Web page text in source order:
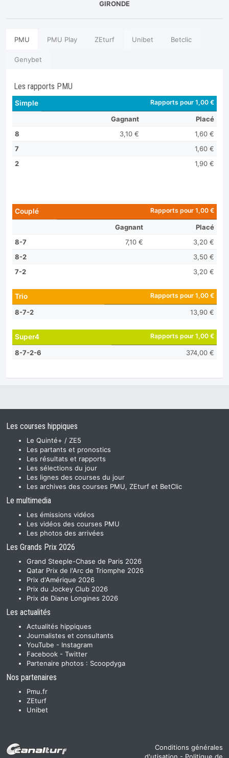
GIRONDE
PMU PMU Play ZEturf Unibet Betclic
Genybet
Les rapports PMU
Simple Rapports pour 1,00 €
Gagnant
Placé
8
3,10 €
1,60 €
7
1,60 €
2
1,90 €
Couplé Rapports pour 1,00 €
Gagnant
Placé
8-7
7,10 €
3,20 €
8-2
3,50 €
7-2
3,20 €
Trio Rapports pour 1,00 €
8-7-2 13,90 €
Super4 Rapports pour 1,00 €
8-7-2-6 374,00 €
Les courses hippiques
Le Quinté+ / ZE5
Les partants et pronostics
Les résultats et rapports
Les sélections du jour
Les lignes des courses du jour
Les archives des courses PMU, ZEturf et BetClic
Le multimedia
Les émissions vidéos
Les vidéos des courses PMU
Les photos des arrivées
Les Grands Prix 2026
Grand Steeple-Chase de Paris 2026
Qatar Prix de l'Arc de Triomphe 2026
Prix d'Amérique 2026
Prix du Jockey Club 2026
Prix de Diane Longines 2026
Les actualités
Actualités hippiques
Journalistes et consultants
YouTube - Instagram
Facebook - Twitter
Partenaire photos : Scoopdyga
Nos partenaires
Pmu.fr
ZEturf
Unibet
Conditions générales